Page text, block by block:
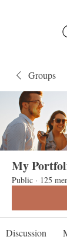
Groups
My
Public · 125
Discussion